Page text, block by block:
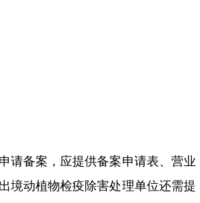
备案，应提供备案申请表、营业
境动植物检疫除害处理单位还需提